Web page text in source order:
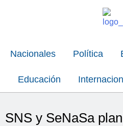
Nacionales Política
Educación
SNS y SeNaSa